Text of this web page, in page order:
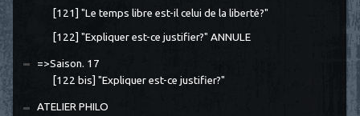
[121] "Le temps libre est-il celui de la liberté?"
[122] "Expliquer est-ce justifier?" ANNULE
=>Saison. 17
[122 bis] "Expliquer est-ce justifier?"
ATELIER PHILO